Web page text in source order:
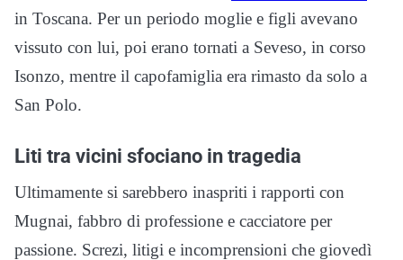
in Toscana. Per un periodo moglie e figli avevano
vissuto con lui, poi erano tornati a Seveso, in corso
Isonzo, mentre il capofamiglia era rimasto da solo a
San Polo.
Liti tra vicini sfociano in tragedia
Ultimamente si sarebbero inaspriti i rapporti con
Mugnai, fabbro di professione e cacciatore per
passione. Screzi, litigi e incomprensioni che giovedì